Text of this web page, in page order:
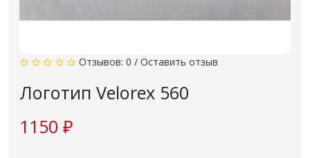
Отзывов: 0 / Оставить отзыв
Логотип Velorex 560
1150 ₽